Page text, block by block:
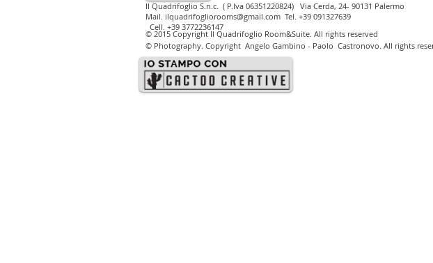
Il Quadrifoglio S.n.c. ( P.Iva 06351220824) Via Cerda, 24- 90131 Palermo
Mail. ilquadrifogliorooms@gmail.com Tel. +39 091327639
Cell. +39 3772236147
© 2015 Copyright Il Quadrifoglio Room&Suite. All rights reserved
© Photography. Copyright Angelo Gambino - Paolo Castronovo. All rights